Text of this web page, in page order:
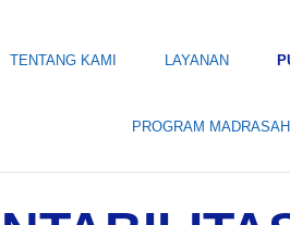
TENTANG KAMI LAYANAN
PROGRAM MADRASAH